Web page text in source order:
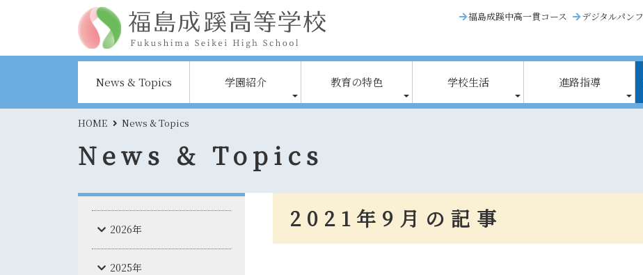
福島成蹊中高一貫コース デジタルパンフ
News & Topics 学園紹介 教育の特色 学校生活 進路指導
HOME News & Topics
News & Topics
2026年
2025年
2021年9月の記事